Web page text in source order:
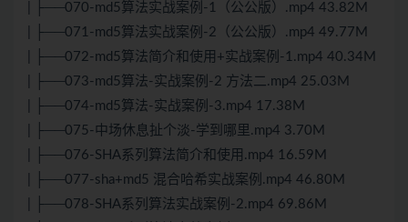
| ├──070-md5算法实战案例-1（公公版）.mp4 43.82M
| ├──071-md5算法实战案例-2（公公版）.mp4 49.77M
| ├──072-md5算法简介和使用+实战案例-1.mp4 40.34M
| ├──073-md5算法-实战案例-2 方法二.mp4 25.03M
| ├──074-md5算法-实战案例-3.mp4 17.38M
| ├──075-中场休息扯个淡-学到哪里.mp4 3.70M
| ├──076-SHA系列算法简介和使用.mp4 16.59M
| ├──077-sha+md5 混合哈希实战案例.mp4 46.80M
| ├──078-SHA系列算法实战案例-2.mp4 69.86M